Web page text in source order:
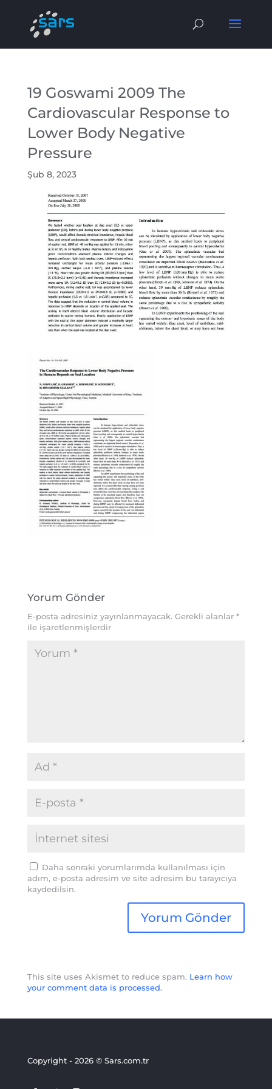
19 Goswami 2009 The
Cardiovascular Response to
Lower Body Negative
Pressure
Şub 8, 2023
Yorum Gönder
E-posta adresiniz yayınlanmayacak. Gerekli alanlar *
ile işaretlenmişlerdir
Daha sonraki yorumlarımda kullanılması için
adım, e-posta adresim ve site adresim bu tarayıcıya
kaydedilsin.
This site uses Akismet to reduce spam. Learn how
your comment data is processed.
Copyright - 2026 © Sars.com.tr